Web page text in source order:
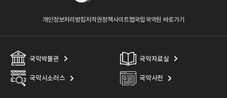
개인정보처리방침저작권정책사이트맵국립국악원 바로가기
국악박물관 국악자료실
국악시소러스 국악사전